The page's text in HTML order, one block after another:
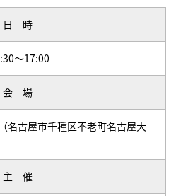
日 時
～17:00
会 場
名古屋市千種区不老町名古屋大
主 催